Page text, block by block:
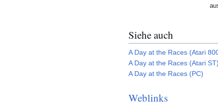
Siehe auch
A Day at the Races (Atari
A Day at the Races (Atari
A Day at the Races (PC)
Weblinks